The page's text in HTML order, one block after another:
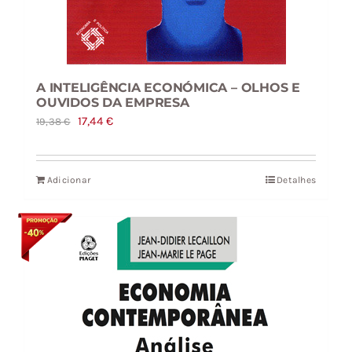
A INTELIGÊNCIA ECONÓMICA – OLHOS E
OUVIDOS DA EMPRESA
19,38€
O
original
era:
17,44€O
atual
Adicionar Detalhes